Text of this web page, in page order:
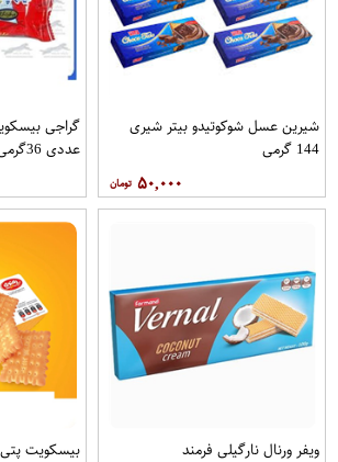
شیرین عسل شوکوتیدو بیتر شیری
144 گرمی
۵۰,۰۰۰
گراجی
عددی 36گرمی
ویفر ورنال نارگیلی فرمند بیسکویت پتی